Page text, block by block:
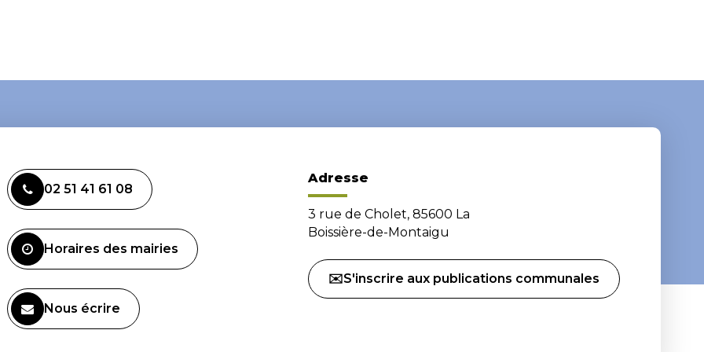
02 51 41 61 08
Horaires des mairies
Nous écrire
Adresse
3 rue de Cholet, 85600 La
Boissière-de-Montaigu
✉️S'inscrire aux publications communales